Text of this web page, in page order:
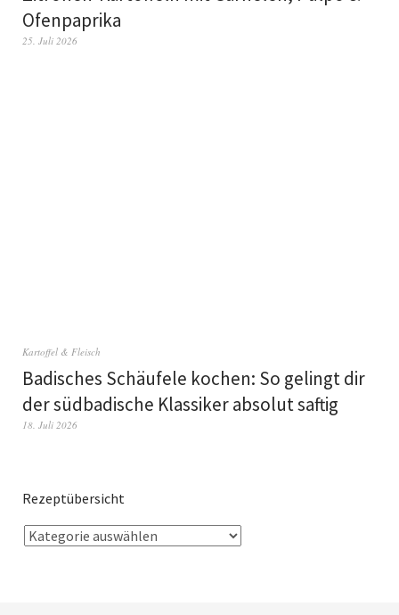
Ofenpaprika
25. Juli 2026
Kartoffel & Fleisch
Badisches Schäufele kochen: So gelingt dir
der südbadische Klassiker absolut saftig
18. Juli 2026
Rezeptübersicht